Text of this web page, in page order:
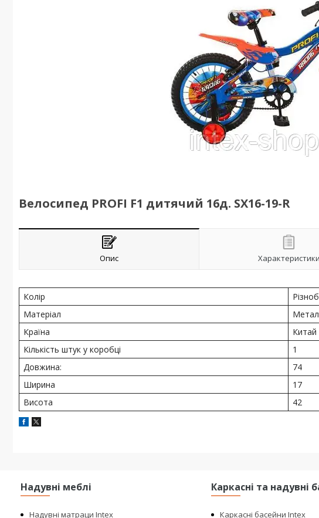
Велосипед PROFI F1 дитячий 16д. SX16-19-R
Опис Характеристики
Колір
Матеріал
Метал
Країна
Китай
Кількість штук у коробці
1
Довжина:
74
Ширина
17
Висота
42
Надувні меблі
Надувні матраци Intex
Каркасні та надувні
Каркасні басейни Intex